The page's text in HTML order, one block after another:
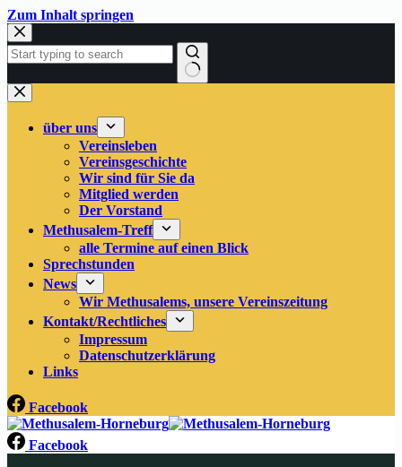
Zum Inhalt springen
springen
Keine
Ergebnisse
über uns
Vereinsleben
Vereinsgeschichte
Wir sind für Sie da
Mitglied werden
Der Vorstand
Methusalem-Treff
alle Termine auf einen Blick
Sprechstunden
News
Wir Methusalems, unsere Vereinszeitung
Kontakt/Rechtliches
Impressum
Datenschutzerklärung
Links
Facebook
Facebook